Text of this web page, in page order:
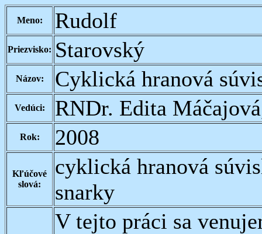
Meno: Rudolf
Priezvisko: Starovský
Názov: Cyklická hranová
Vedúci: RNDr. Edita
Rok: 2008
Kľúčové
slová:
cyklická hranová
snarky
V tejto práci sa